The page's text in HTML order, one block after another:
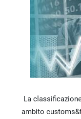
La
ambito